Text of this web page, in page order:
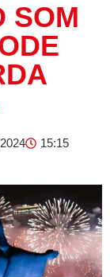
SOM
15:15